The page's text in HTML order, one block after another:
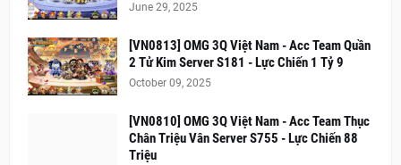
June 29, 2025
[VN0813] OMG 3Q Việt Nam - Acc Team Quần
2 Tử Kim Server S181 - Lực Chiến 1 Tỷ 9
October 09, 2025
[VN0810] OMG 3Q Việt Nam - Acc Team Thục
Chân Triệu Vân Server S755 - Lực Chiến 88
Triệu